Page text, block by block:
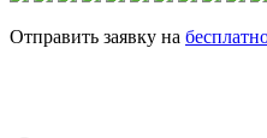
Отправить заявку на